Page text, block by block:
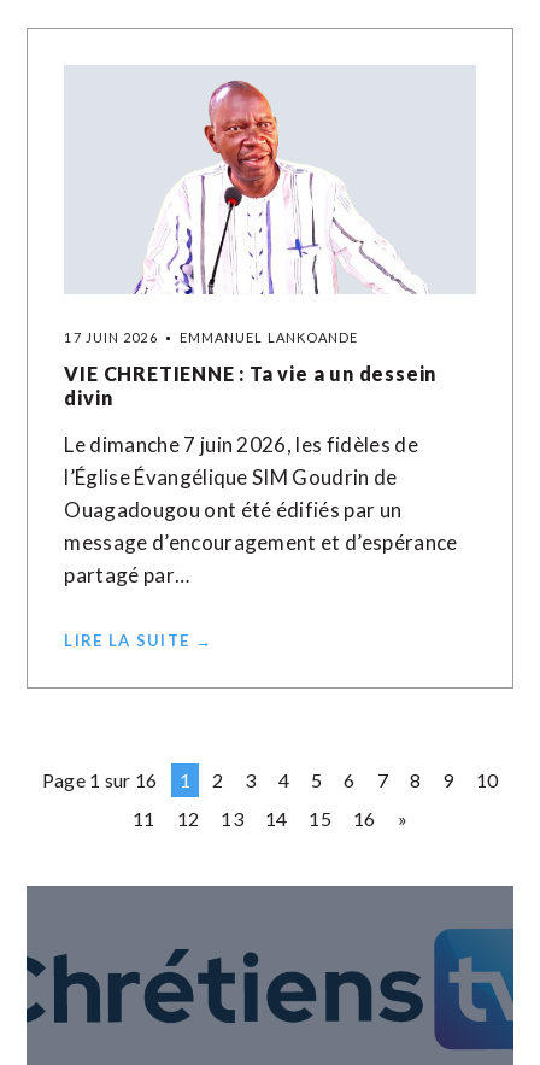
17 JUIN 2026 EMMANUEL LANKOANDE
VIE CHRETIENNE : Ta vie a un dessein
divin
Le dimanche 7 juin 2026, les fidèles de
l’Église Évangélique SIM Goudrin de
Ouagadougou ont été édifiés par un
message d’encouragement et d’espérance
partagé par…
LIRE LA SUITE →
Page 1 sur 16 1 2 3 4 5 6 7 8 9
10
11
12 13 14 15 16 »